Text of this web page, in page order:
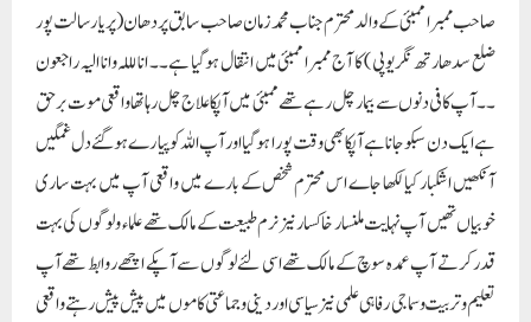
صاحب ممبرا ممبئی کے والد محترم جناب محمد زمان صاحب سابق پردھان ( پریا رسالت پور
ضلع سدھارتھ نگر یوپی ) کا آج ممبرا ممبئی میں انتقال ہوگیا ہے۔۔ انا لللہ وانا الیہ راجعون
۔۔ آپ کافی دنوں سے بیمار چل رہے تھے ممبئی میں آپکا علاج چل رہا تھا واقعی موت برحق
ہے ایک دن سبکو جانا ہے آپکا بھی وقت پورا ہوگیا اور آپ اللہ کو پیارے ہوگئے دل غمگین
آنکھیں اشکبار کیا لکھا جاے اس محترم شخص کے بارے میں واقعی آپ میں بہت ساری
خوبیاں تھیں آپ نہایت ملنسار خاکسار نیز نرم طبیعت کے مالک تھے علماء و لوگوں کی بہت
قدر کرتے آپ عمدہ سوچ کے مالک تھے اسی لئے لوگوں سے آپکے اچھے روابط تھے آپ
تعلیم و تربیت و سماجی رفاہی علمی نیز سیاسی اور دینی و جماعتی کاموں میں پیش پیش رہتے واقعی